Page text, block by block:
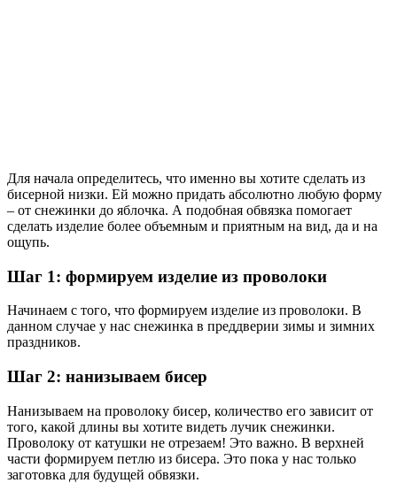
Для начала определитесь, что именно вы хотите сделать из
бисерной низки. Ей можно придать абсолютно любую форму
– от снежинки до яблочка. А подобная обвязка помогает
сделать изделие более объемным и приятным на вид, да и на
ощупь.
Шаг 1: формируем изделие из проволоки
Начинаем с того, что формируем изделие из проволоки. В
данном случае у нас снежинка в преддверии зимы и зимних
праздников.
Шаг 2: нанизываем бисер
Нанизываем на проволоку бисер, количество его зависит от
того, какой длины вы хотите видеть лучик снежинки.
Проволоку от катушки не отрезаем! Это важно. В верхней
части формируем петлю из бисера. Это пока у нас только
заготовка для будущей обвязки.